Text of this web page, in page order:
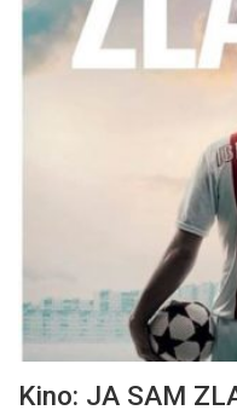
Kino: JA SAM